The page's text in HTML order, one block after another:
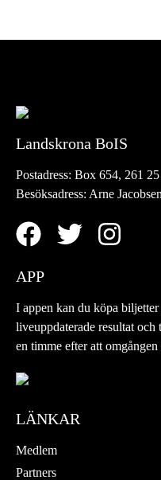
Landskrona BoIS
Postadress: Box 654, 261
Besöksadress: Arne
APP
I appen kan du köpa
liveuppdaterade resultat
en timme efter att
LÄNKAR
Medlem
Partners